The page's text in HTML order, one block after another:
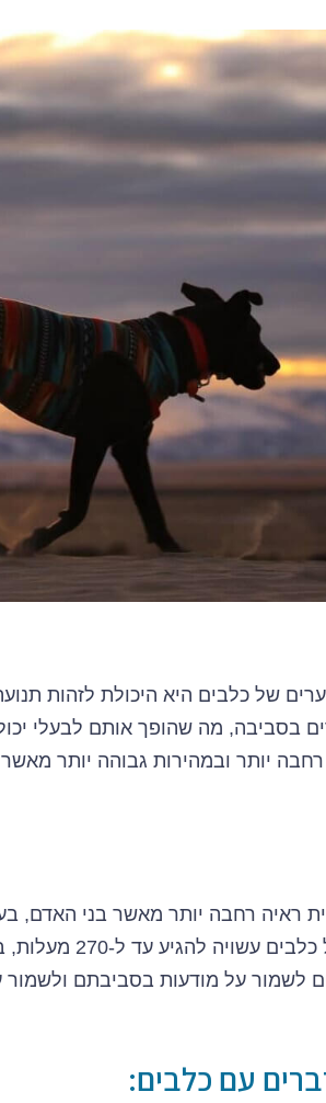
של כלבים היא היכולת לזהות
בסביבה, מה שהופך אותם לבעלי
רחבה יותר ובמהירות גבוהה יותר
ראיה רחבה יותר מאשר בני האדם,
לשמור על מודעות בסביבתם
עם כלבים: